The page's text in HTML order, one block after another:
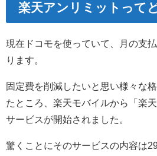
楽天アンリミットって
現在ドコモを使っていて、月の支
ります。
固定費を削減したいと思い様々な
たところ、楽天モバイルから「楽
サービスが開始されました。
驚くことにそのサービスの内容は